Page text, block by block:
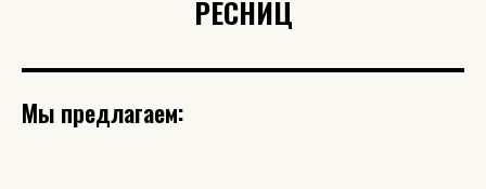
РЕСНИЦ
Мы предлагаем: